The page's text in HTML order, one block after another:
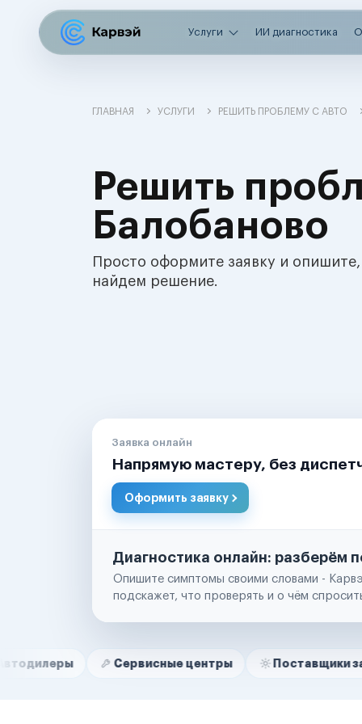
Услуги ИИ диагностика
ГЛАВНАЯ УСЛУГИ РЕШИТЬ ПРОБЛЕМУ С АВТО
Решить
Балобаново
Просто оформите заявку и
найдем решение.
Заявка онлайн
Напрямую мастеру, без
Оформить заявку
Диагностика онлайн: разберём
Опишите симптомы своими словами -
подскажет, что проверять и о чём
Нам доверяют
Сервисные центры Поставщики запчастей
Маркетплейсы